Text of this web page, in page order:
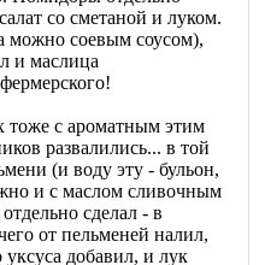
со сметаной и луком.
можно соевым соусом),
и маслица
тоже с ароматным этим
развалились... в той
(и воду эту - бульон,
и с маслом сливочным
сделал - в
от пельменей налил,
добавил, и лук